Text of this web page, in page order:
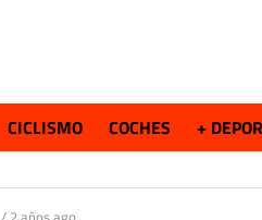
CICLISMO COCHES +